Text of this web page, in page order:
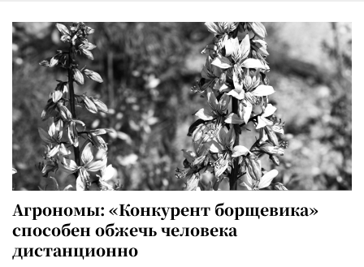
Агрономы: «Конкурент борщевика»
способен обжечь человека
дистанционно